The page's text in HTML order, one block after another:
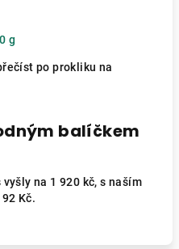
g
po prokliku na
balíčkem
na 1 920 kč, s naším
Kč.